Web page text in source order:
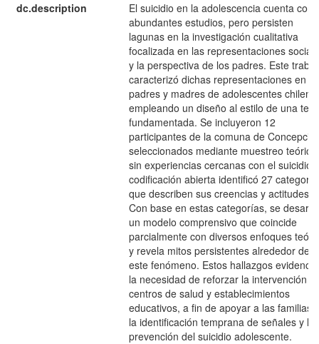
dc.description
El suicidio en la adolescencia cuenta con
abundantes estudios, pero persisten
lagunas en la investigación cualitativa
focalizada en las representaciones
y la perspectiva de los padres. Este
caracterizó dichas representaciones en
padres y madres de adolescentes
empleando un diseño al estilo de una
fundamentada. Se incluyeron 12
participantes de la comuna de
seleccionados mediante muestreo teórico,
sin experiencias cercanas con el suicidio.
codificación abierta identificó 27
que describen sus creencias y actitudes.
Con base en estas categorías, se
un modelo comprensivo que coincide
parcialmente con diversos enfoques
y revela mitos persistentes alrededor de
este fenómeno. Estos hallazgos
la necesidad de reforzar la intervención
centros de salud y establecimientos
educativos, a fin de apoyar a las familias
la identificación temprana de señales y la
prevención del suicidio adolescente.